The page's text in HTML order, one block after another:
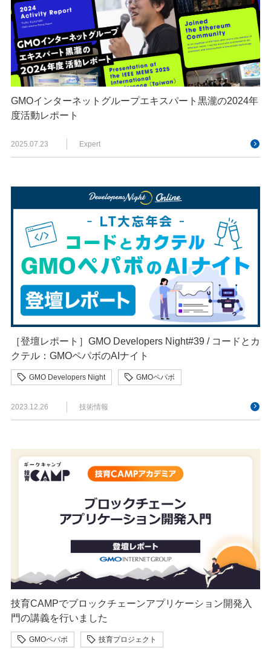
GMOインターネットグループエキスパート黒瀧の2024年
度活動レポート
2025.07.23 Expert
［登壇レポート］GMO Developers Night#39 / コードとカ
クテル：GMOペパボのAIナイト​​
GMO Developers Night GMOペパボ
2023.12.26 技術情報
技育CAMPでブロックチェーンアプリケーション開発入
門の講義を行いました
GMOペパボ 技育プロジェクト